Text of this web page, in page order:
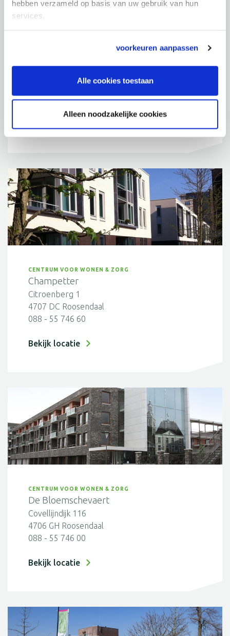
hebben verzameld op basis van uw gebruik van hun
services.
voorkeuren aanpassen
Alle cookies toestaan
Alleen noodzakelijke cookies
CENTRUM VOOR WONEN & ZORG
088 - 55 745 35
CENTRUM VOOR WONEN & ZORG
Champetter
Citroenberg 1
4707 DC Roosendaal
088 - 55 746 60
Bekijk locatie
CENTRUM VOOR WONEN & ZORG
De Bloemschevaert
Covellijndijk 116
4706 GH Roosendaal
088 - 55 746 00
Bekijk locatie